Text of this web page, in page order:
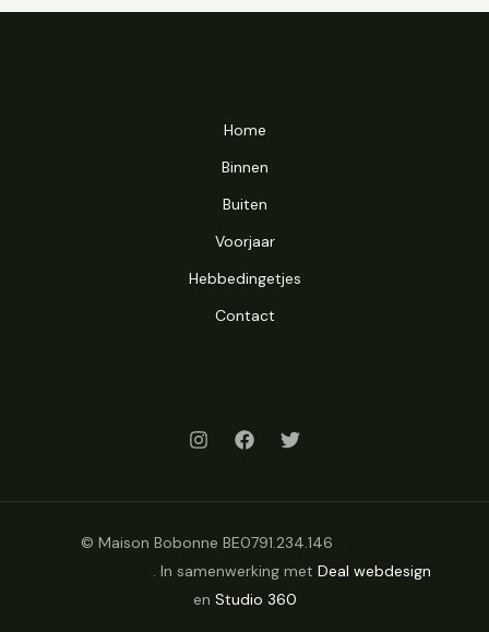
Home
Binnen
Buiten
Voorjaar
Hebbedingetjes
Contact
© Maison Bobonne BE0791.234.146
. In samenwerking met Deal webdesign
en Studio 360